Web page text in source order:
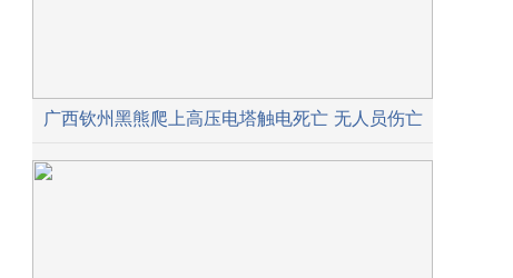
广西钦州黑熊爬上高压电塔触电死亡 无人员伤亡